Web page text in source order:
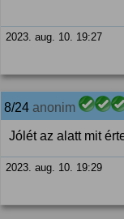
2023. aug. 10. 19:27
8/24 anonim
Jólét az alatt mit
2023. aug. 10. 19:29